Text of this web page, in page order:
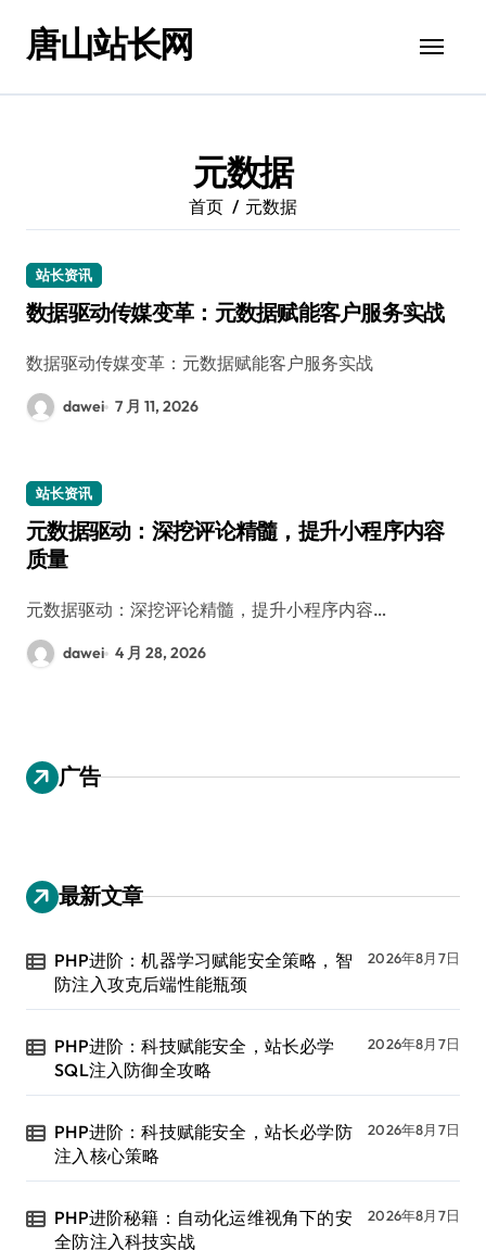
唐山站长网
元数据
首页 元数据
站长资讯
数据驱动传媒变革：元数据赋能客户服务实战
数据驱动传媒变革：元数据赋能客户服务实战
dawei 7 月 11, 2026
站长资讯
元数据驱动：深挖评论精髓，提升小程序内容
质量
元数据驱动：深挖评论精髓，提升小程序内容…
dawei 4 月 28, 2026
广告
最新文章
PHP进阶：机器学习赋能安全策略，智
防注入攻克后端性能瓶颈
2026年8月7日
PHP进阶：科技赋能安全，站长必学
SQL注入防御全攻略
2026年8月7日
PHP进阶：科技赋能安全，站长必学防
注入核心策略
2026年8月7日
PHP进阶秘籍：自动化运维视角下的安
全防注入科技实战
2026年8月7日